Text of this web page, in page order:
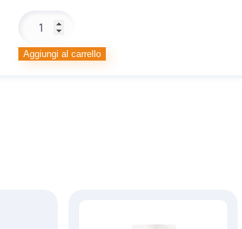
PASTICCERIA
NCC
Aggiungi al carrello